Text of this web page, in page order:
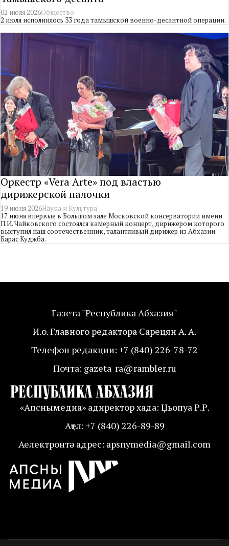
02 июля 2026Общество
2 июля исполнилось 33 года тамышской военно-десантной операции.
Оркестр «Vera Arte» под властью
дирижерской палочки
19 июня 2026Наука и Культура
17 июня впервые в Большом зале Московской консерватории имени
П.И. Чайковского состоялся камерный концерт, дирижером которого
выступил наш соотечественник, талантливый дирижер из Абхазии
Барас Куджба.
Газета "Республика Абхазия"
И.о. Главного редактора Сарецян А. А.
Телефон редакции: +7 (840) 226-78-72
Почта: gazeta_ra@rambler.ru
«Апснымедиа» адиректор хада: Џьопуа Р.Р.
Аҭел: +7 (840) 226-89-89
Аелектронтә адрес: apsnymedia@gmail.com